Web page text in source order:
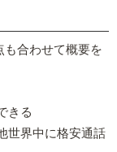
も合わせて概要を
きる
世界中に格安通話